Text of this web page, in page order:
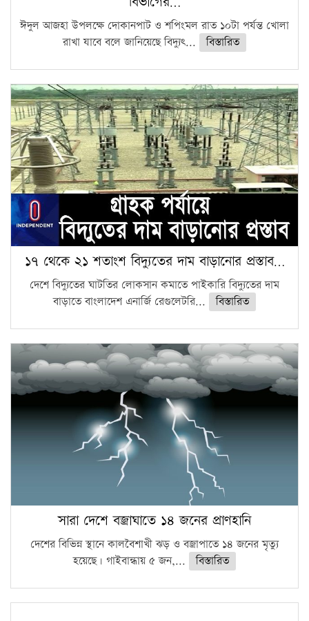
ঈদুল আজহা উপলক্ষে দোকানপাট ও শপিংমল রাত ১০টা পর্যন্ত খোলা
রাখা যাবে বলে জানিয়েছে বিদ্যুৎ...
বিস্তারিত
১৭ থেকে ২১ শতাংশ বিদ্যুতের দাম বাড়ানোর প্রস্তাব…
দেশে বিদ্যুতের ঘাটতির লোকসান কমাতে পাইকারি বিদ্যুতের দাম
বাড়াতে বাংলাদেশ এনার্জি রেগুলেটরি...
বিস্তারিত
সারা দেশে বজ্রাঘাতে ১৪ জনের প্রাণহানি
দেশের বিভিন্ন স্থানে কালবৈশাখী ঝড় ও বজ্রাপাতে ১৪ জনের মৃত্যু
হয়েছে। গাইবান্ধায় ৫ জন,...
বিস্তারিত